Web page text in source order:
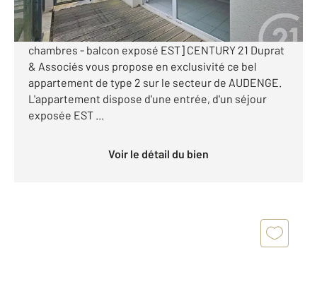
[EN EXCLUSIVITE - Appartement sur AUDENGE - 1
chambres - balcon exposé EST] CENTURY 21 Duprat
& Associés vous propose en exclusivité ce bel
appartement de type 2 sur le secteur de AUDENGE.
L'appartement dispose d'une entrée, d'un séjour
exposée EST ...
Voir le détail du bien